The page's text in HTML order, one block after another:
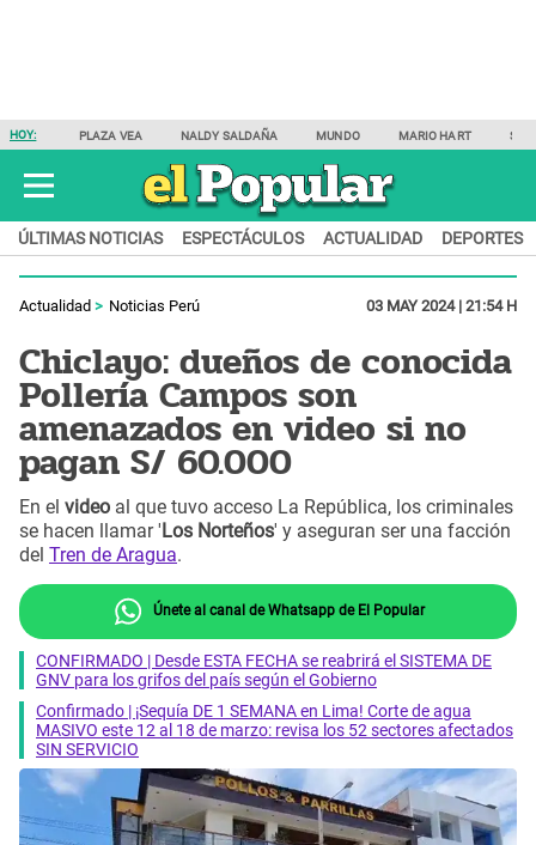
HOY: PLAZA VEA NALDY SALDAÑA MUNDO MARIO HART
ÚLTIMAS NOTICIAS ESPECTÁCULOS ACTUALIDAD DEPORTES
Actualidad Noticias Perú 03 MAY 2024 | 21:54 H
Chiclayo: dueños de conocida
Pollería Campos son
amenazados en video si no
pagan S/ 60.000
En el video al que tuvo acceso La República, los criminales
se hacen llamar ' Los Norteños' y aseguran ser una facción
del Tren de Aragua.
Únete al canal de Whatsapp de El Popular
CONFIRMADO | Desde ESTA FECHA se reabrirá el SISTEMA DE
GNV para los grifos del país según el Gobierno
Confirmado | ¡Sequía DE 1 SEMANA en Lima! Corte de agua
MASIVO este 12 al 18 de marzo: revisa los 52 sectores afectados
SIN SERVICIO